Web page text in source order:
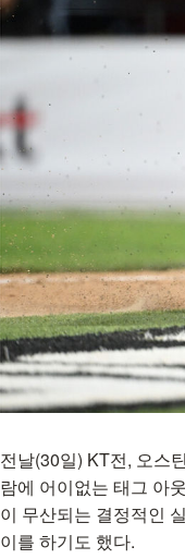
전날(30일) KT전, 오스
람에 어이없는 태그 아
이 무산되는 결정적인
이를 하기도 했다.